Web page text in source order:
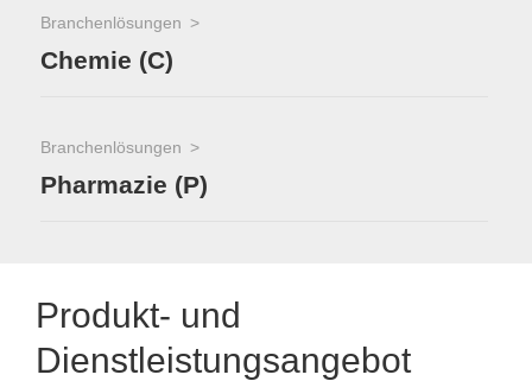
Branchenlösungen
Chemie (C)
Branchenlösungen
Pharmazie (P)
Produkt- und
Dienstleistungsangebot